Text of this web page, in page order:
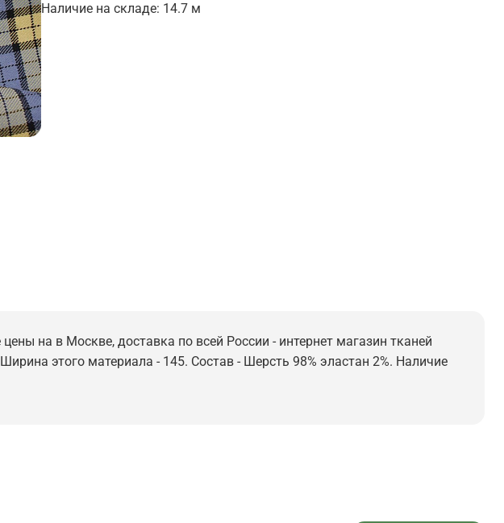
Наличие на складе: 14.7 м
на в Москве, доставка по всей России - интернет магазин тканей
этого материала - 145. Состав - Шерсть 98% эластан 2%. Наличие